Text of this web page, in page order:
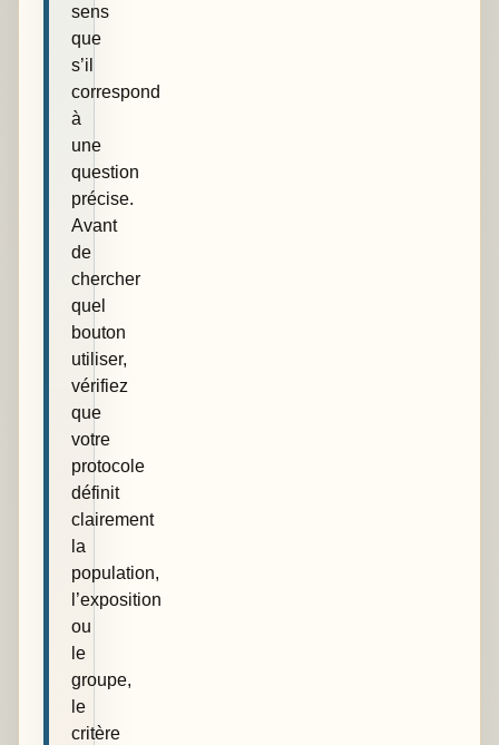
sens
que
s’il
correspond
à
une
question
précise.
Avant
de
chercher
quel
bouton
utiliser,
vérifiez
que
votre
protocole
définit
clairement
la
population,
l’exposition
ou
le
groupe,
le
critère